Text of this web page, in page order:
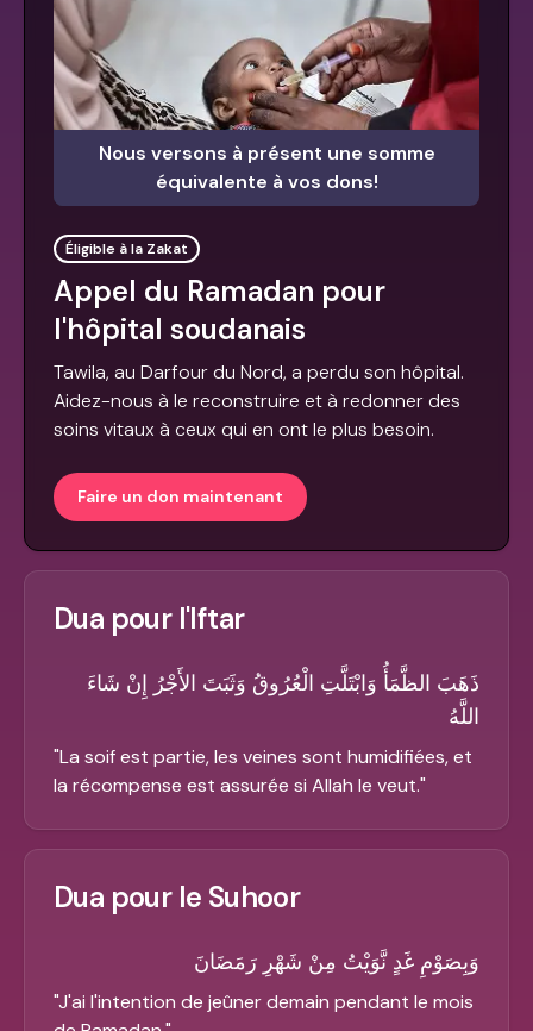
Nous versons à présent une somme
équivalente à vos dons!
Éligible à la Zakat
Appel du Ramadan pour
l'hôpital soudanais
Tawila, au Darfour du Nord, a perdu son hôpital.
Aidez-nous à le reconstruire et à redonner des
soins vitaux à ceux qui en ont le plus besoin.
Faire un don maintenant
Dua pour l'Iftar
ذَهَبَ الظَّمَأُ وَابْتَلَّتِ الْعُرُوقُ وَثَبَتَ الأَجْرُ إِنْ شَاءَ
اللَّهُ
"La soif est partie, les veines sont humidifiées, et
la récompense est assurée si Allah le veut."
Dua pour le Suhoor
وَبِصَوْمِ غَدٍ نَّوَيْتُ مِنْ شَهْرِ رَمَضَانَ
"J'ai l'intention de jeûner demain pendant le mois